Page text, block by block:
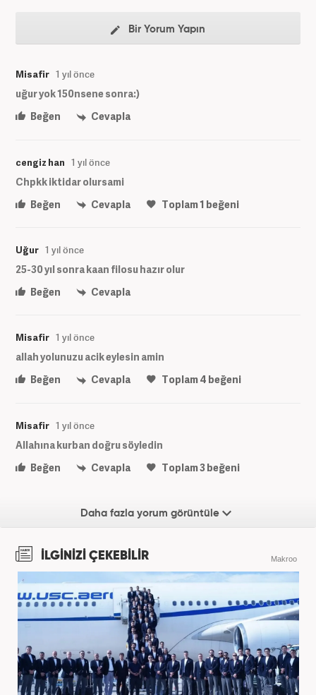
Bir Yorum Yapın
Misafir 1 yıl önce
uğur yok 150nsene sonra:)
Beğen
Cevapla
cengiz han 1 yıl önce
Chpkk iktidar olursami
Beğen
Cevapla Toplam1 beğeni
Uğur 1 yıl önce
25-30 yıl sonra kaan filosu hazır olur
Beğen
Cevapla
Misafir 1 yıl önce
allah yolunuzu acik eylesin amin
Beğen
Cevapla Toplam4 beğeni
Misafir 1 yıl önce
Allahına kurban doğru söyledin
Beğen
Cevapla Toplam3beğeni
Daha fazla yorum görüntüle
İLGİNİZİ ÇEKEBİLİR Makroo